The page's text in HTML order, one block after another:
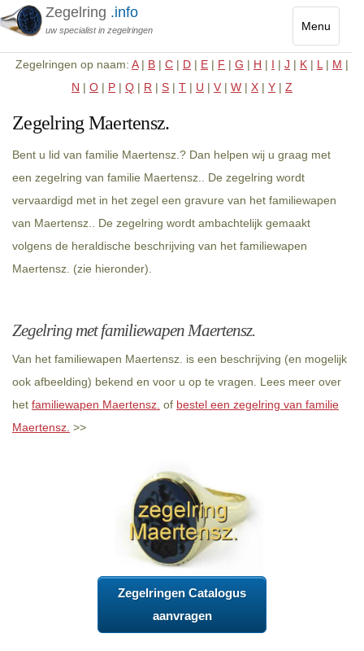
Menu
Toggle
Zegelring .info
uw specialist in zegelringen
Zegelringen op naam: A| B | C | D | E | F | G | H | I | J | K | L | M |
N | O | P | Q | R | S | T | U | V | W | X | Y | Z
Zegelring Maertensz.
Bent u lid van familie Maertensz.? Dan helpen wij u graag met
een zegelring van familie Maertensz.. De zegelring wordt
vervaardigd met in het zegel een gravure van het familiewapen
van Maertensz.. De zegelring wordt ambachtelijk gemaakt
volgens de heraldische beschrijving van het familiewapen
Maertensz. (zie hieronder).
Zegelring met familiewapen Maertensz.
Van het familiewapen Maertensz. is een beschrijving (en mogelijk
ook afbeelding) bekend en voor u op te vragen. Lees meer over
het familiewapen Maertensz. of bestel een zegelring van familie
Maertensz. >>
Zegelringen Catalogus
aanvragen